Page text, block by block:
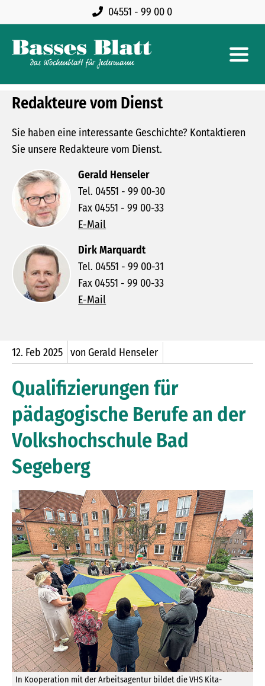
04551 - 99 00 0
Redakteure vom Dienst
Sie haben eine interessante Geschichte? Kontaktieren
Sie unsere Redakteure vom Dienst.
Gerald Henseler
Tel. 04551 - 99 00-30
Fax 04551 - 99 00-33
E-Mail
Dirk Marquardt
Tel. 04551 - 99 00-31
Fax 04551 - 99 00-33
E-Mail
12. Feb 2025 von Gerald Henseler
Qualifizierungen für
pädagogische Berufe an der
Volkshochschule Bad
Segeberg
In Kooperation mit der Arbeitsagentur bildet die VHS Kita-